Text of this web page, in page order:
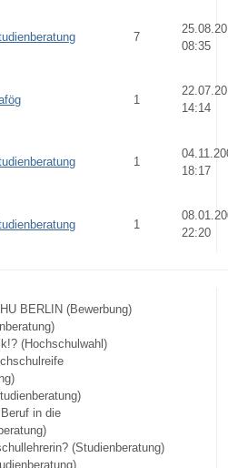
7
08:35
1
14:14
1
18:17
1
22:20
BERLIN (Bewerbung)
(Hochschulwahl)
in die
(Studienberatung)